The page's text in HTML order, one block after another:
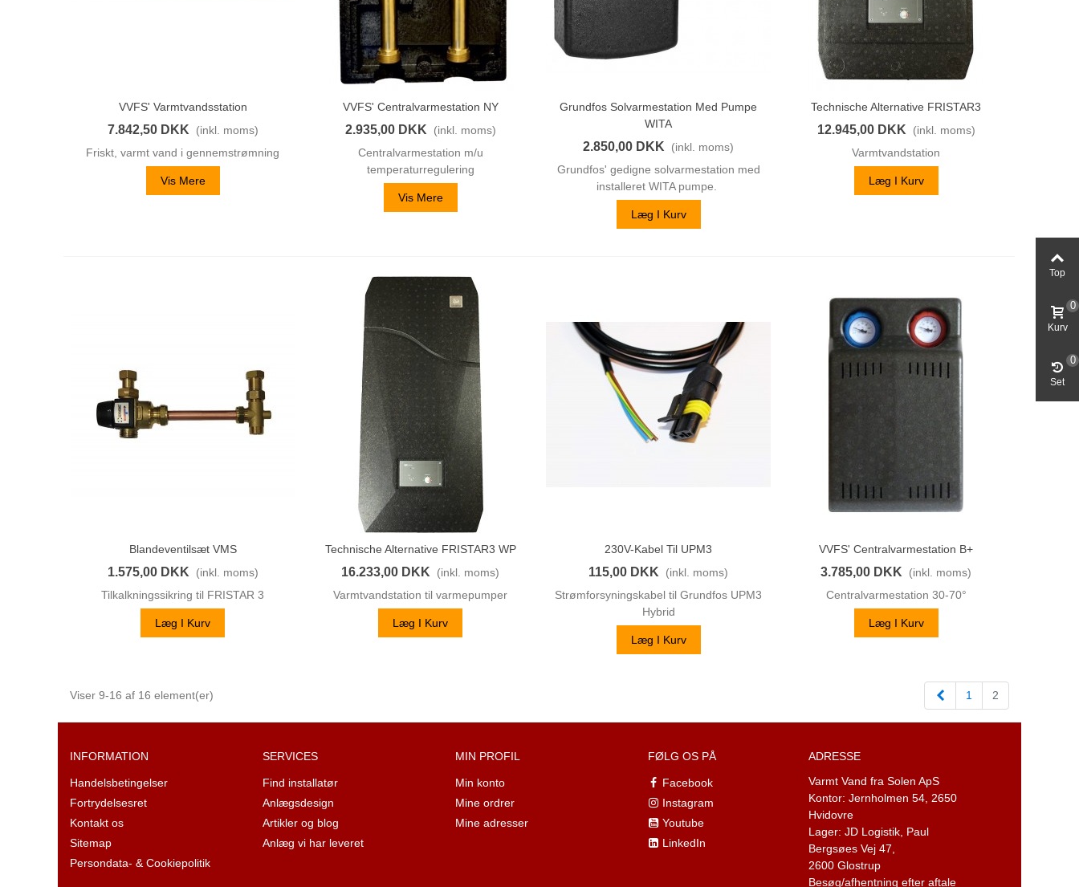
Vis Her
VVFS' Varmtvandsstation
7.842,50 DKK
(inkl. moms)
Friskt, varmt vand i gennemstrømning
Vis Mere
Vis Her
VVFS' Centralvarmestation NY
2.935,00 DKK
(inkl. moms)
Centralvarmestation m/u
temperaturregulering
Vis Mere
Vis Her
Grundfos Solvarmestation Med Pumpe
WITA
2.850,00 DKK
(inkl. moms)
Grundfos' gedigne solvarmestation med
installeret WITA pumpe.
Læg I Kurv
Vis Her
Technische Alternative FRISTAR3
12.945,00 DKK
(inkl. moms)
Varmtvandstation
Læg I Kurv
Vis Her
Blandeventilsæt VMS
1.575,00 DKK
(inkl. moms)
Tilkalkningssikring til FRISTAR 3
Læg I Kurv
Vis Her
Technische Alternative FRISTAR3 WP
16.233,00 DKK
(inkl. moms)
Varmtvandstation til varmepumper
Læg I Kurv
Vis Her
230V-Kabel Til UPM3
115,00 DKK
(inkl. moms)
Strømforsyningskabel til Grundfos UPM3
Hybrid
Læg I Kurv
Vis Her
VVFS' Centralvarmestation B+
3.785,00 DKK
(inkl. moms)
Centralvarmestation 30-70°
Læg I Kurv
Viser 9-16 af 16 element(er) Forrige
1 2
INFORMATION
Handelsbetingelser
Fortrydelsesret
Kontakt os
Sitemap
Persondata- & Cookiepolitik
SERVICES
Find installatør
Anlægsdesign
Artikler og blog
Anlæg vi har leveret
MIN PROFIL
Min konto
Mine ordrer
Mine adresser
FØLG OS PÅ
Facebook
Instagram
Youtube
LinkedIn
ADRESSE
Varmt Vand fra Solen ApS
Kontor: Jernholmen 54, 2650
Hvidovre
Lager: JD Logistik, Paul
Bergsøes Vej 47,
2600 Glostrup
Besøg/afhentning efter aftale
Top
Kurv
0
Set
0